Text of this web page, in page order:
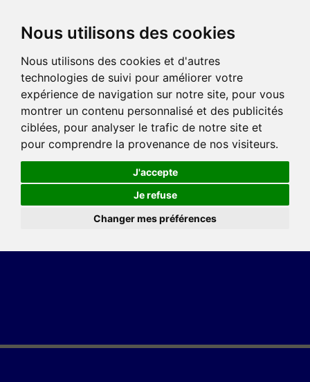
Nous utilisons des cookies
Nous utilisons des cookies et d'autres
technologies de suivi pour améliorer votre
expérience de navigation sur notre site, pour vous
montrer un contenu personnalisé et des publicités
ciblées, pour analyser le trafic de notre site et
pour comprendre la provenance de nos visiteurs.
J'accepte
Je refuse
Changer mes préférences